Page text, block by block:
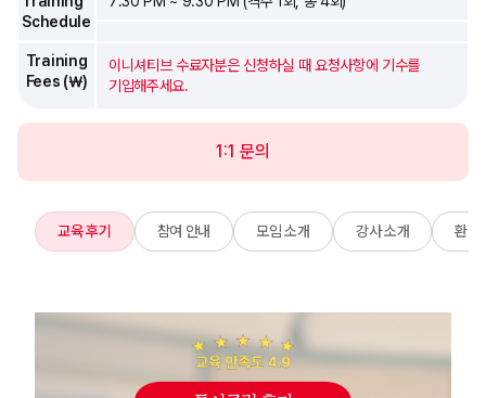
Schedule
Training
Fees (￦)
이니셔티브 수료자분은 신청하실 때 요청사항에 기수를
기입해주세요.
1:1 문의
교육 후기 참여 안내 모임 소개 강사 소개 환불